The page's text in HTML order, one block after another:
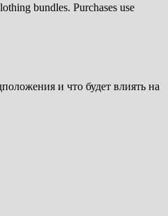
bundles. Purchases use
и что будет влиять на